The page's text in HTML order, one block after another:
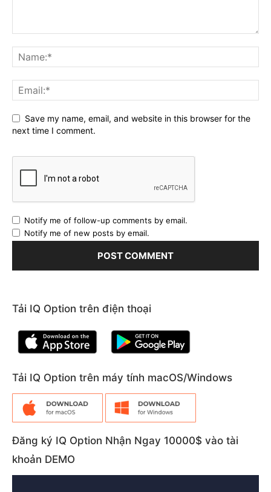
Save my name, email, and website in this browser for the
next time I comment.
Notify me of follow-up comments by email.
Notify me of new posts by email.
Tải IQ Option trên điện thoại
Tải IQ Option trên máy tính macOS/Windows
Đăng ký IQ Option Nhận Ngay 10000$ vào tài
khoản DEMO